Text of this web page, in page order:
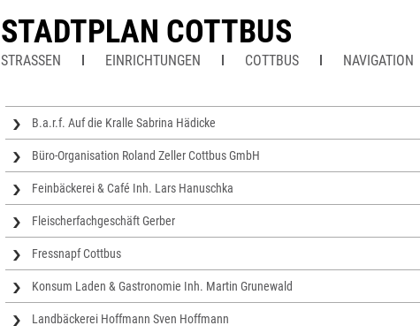
STADTPLAN COTTBUS
STRASSEN EINRICHTUNGEN COTTBUS NAVIGATION
B.a.r.f. Auf die Kralle Sabrina Hädicke
Büro-Organisation Roland Zeller Cottbus GmbH
Feinbäckerei & Café Inh. Lars Hanuschka
Fleischerfachgeschäft Gerber
Fressnapf Cottbus
Konsum Laden & Gastronomie Inh. Martin Grunewald
Landbäckerei Hoffmann Sven Hoffmann